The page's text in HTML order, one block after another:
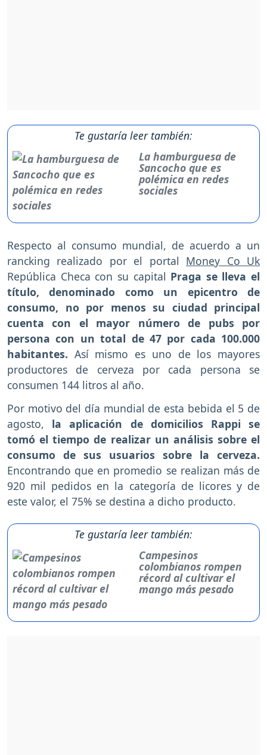
Te gustaría leer también:
La hamburguesa de
Sancocho que es
polémica en redes
sociales
Respecto al consumo mundial, de acuerdo a un
rancking realizado por el portal Money Co Uk
República Checa con su capital Praga se lleva el
título, denominado como un epicentro de
consumo, no por menos su ciudad principal
cuenta con el mayor número de pubs por
persona con un total de 47 por cada 100.000
habitantes. Así mismo es uno de los mayores
productores de cerveza por cada persona se
consumen 144 litros al año.
Por motivo del día mundial de esta bebida el 5 de
agosto, la aplicación de domicilios Rappi se
tomó el tiempo de realizar un análisis sobre el
consumo de sus usuarios sobre la cerveza.
Encontrando que en promedio se realizan más de
920 mil pedidos en la categoría de licores y de
este valor, el 75% se destina a dicho producto.
Te gustaría leer también:
Campesinos
colombianos rompen
récord al cultivar el
mango más pesado